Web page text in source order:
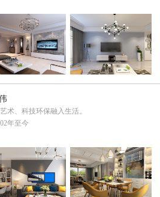
术、科技环保融入生活。
年至今